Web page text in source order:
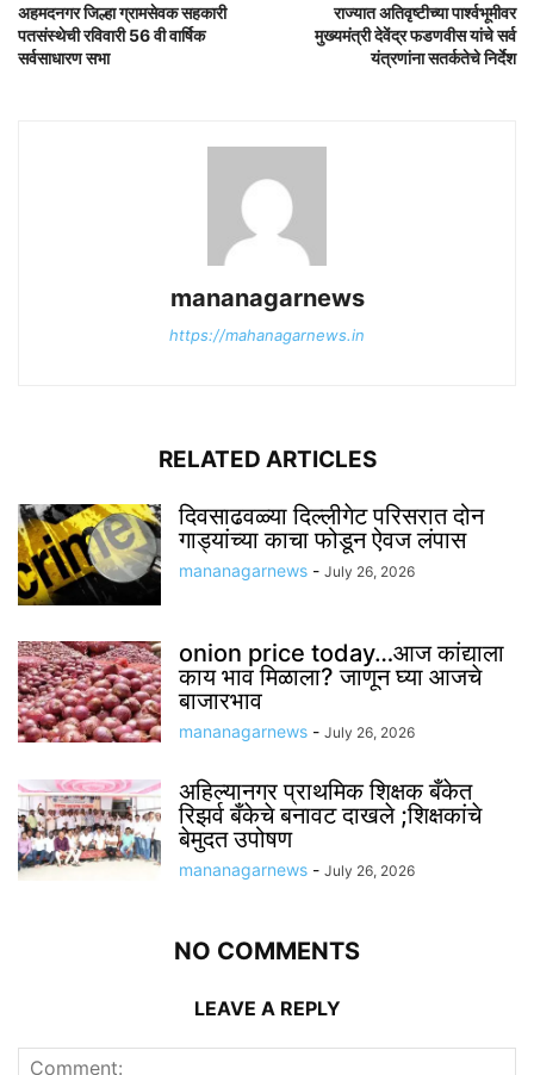
अहमदनगर जिल्हा ग्रामसेवक सहकारी
पतसंस्थेची रविवारी 56 वी वार्षिक
सर्वसाधारण सभा
राज्यात अतिवृष्टीच्या पार्श्वभूमीवर
मुख्यमंत्री देवेंद्र फडणवीस यांचे सर्व
यंत्रणांना सतर्कतेचे निर्देश
mananagarnews
https://mahanagarnews.in
RELATED ARTICLES
दिवसाढवळ्या दिल्लीगेट परिसरात दोन
गाड्यांच्या काचा फोडून ऐवज लंपास
mananagarnews - July 26, 2026
onion price today…आज कांद्याला
काय भाव मिळाला? जाणून घ्या आजचे
बाजारभाव
mananagarnews - July 26, 2026
अहिल्यानगर प्राथमिक शिक्षक बँकेत
रिझर्व बँकेचे बनावट दाखले ;शिक्षकांचे
बेमुदत उपोषण
mananagarnews - July 26, 2026
NO COMMENTS
LEAVE A REPLY